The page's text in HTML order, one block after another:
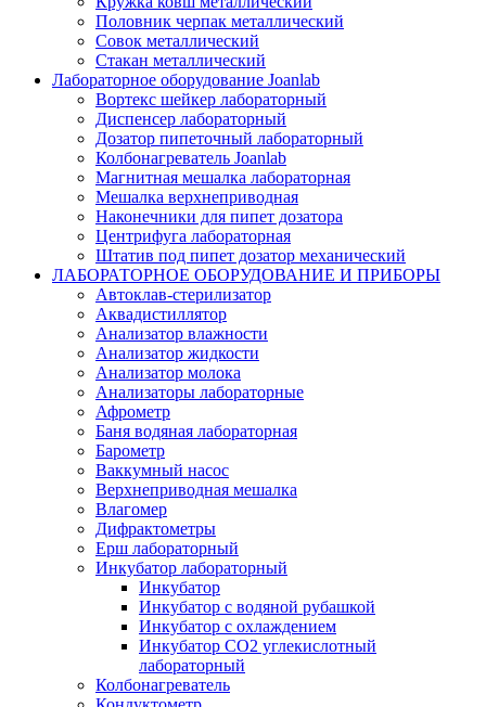
Половник черпак металлический
Совок металлический
Стакан металлический
Лабораторное оборудование Joanlab
Вортекс шейкер лабораторный
Диспенсер лабораторный
Дозатор пипеточный лабораторный
Колбонагреватель Joanlab
Магнитная мешалка лабораторная
Мешалка верхнеприводная
Наконечники для пипет дозатора
Центрифуга лабораторная
Штатив под пипет дозатор механический
ЛАБОРАТОРНОЕ ОБОРУДОВАНИЕ И ПРИБОРЫ
Автоклав-стерилизатор
Аквадистиллятор
Анализатор влажности
Анализатор жидкости
Анализатор молока
Анализаторы лабораторные
Афрометр
Баня водяная лабораторная
Барометр
Ваккумный насос
Верхнеприводная мешалка
Влагомер
Дифрактометры
Ерш лабораторный
Инкубатор лабораторный
Инкубатор
Инкубатор с водяной рубашкой
Инкубатор с охлаждением
Инкубатор СО2 углекислотный
лабораторный
Колбонагреватель